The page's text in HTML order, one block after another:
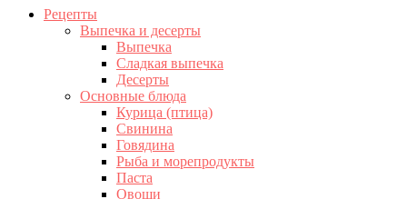
Рецепты
Выпечка и десерты
Выпечка
Сладкая выпечка
Десерты
Основные блюда
Курица (птица)
Свинина
Говядина
Рыба и морепродукты
Паста
Овощи